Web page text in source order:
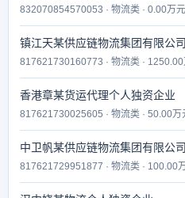
832070854570053 · 物流类 · 0.00万
镇江天某供应链物流集团有限公司
817621730160773 · 物流类 ·
香港章某货运代理个人独资企业
817621730025605 · 物流类 · 50.00万
中卫帆某供应链物流集团有限公司
817621729951877 · 物流类 · 100.00